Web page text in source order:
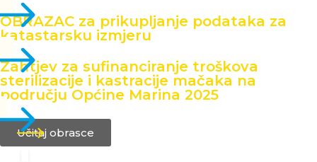
OBRAZAC za prikupljanje podataka za
katastarsku izmjeru
Zahtjev za sufinanciranje troškova
sterilizacije i kastracije mačaka na
području Općine Marina 2025
Učitaj obrasce